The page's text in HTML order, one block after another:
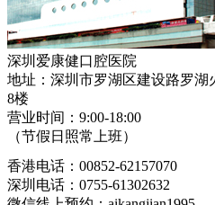
深圳爱康健口腔医院
地址：深圳市罗湖区建设路罗湖
8楼
营业时间：9:00-18:00
（节假日照常上班）
香港电话：00852-62157070
深圳电话：0755-61302632